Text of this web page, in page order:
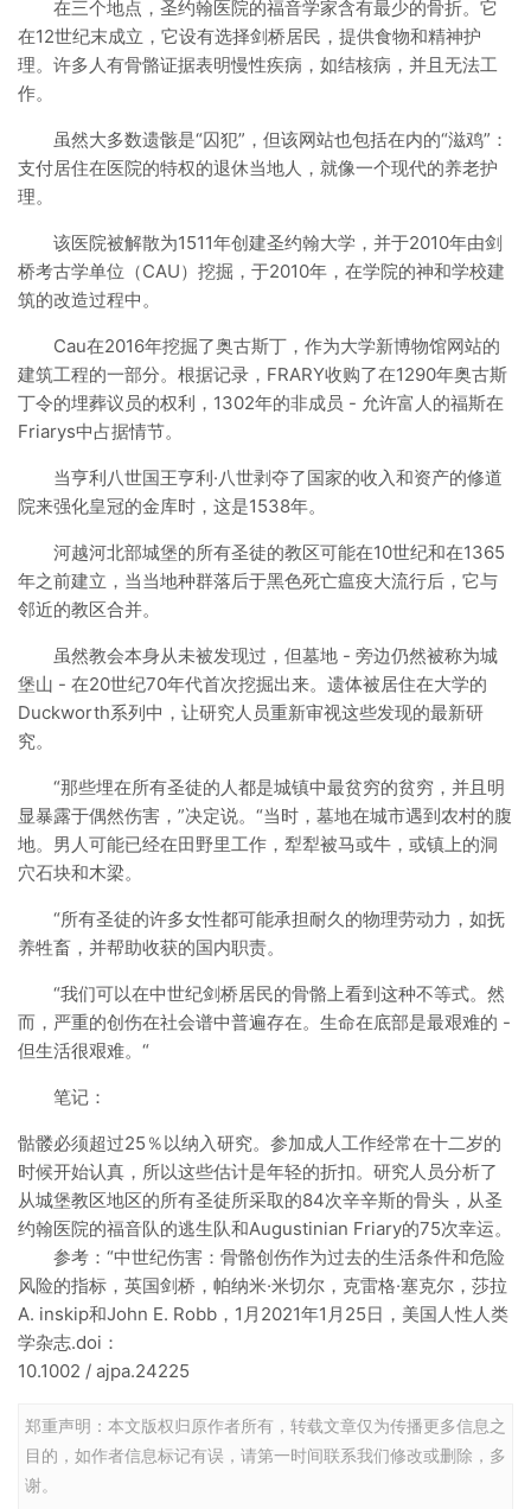
在三个地点，圣约翰医院的福音学家含有最少的骨折。它
在12世纪末成立，它设有选择剑桥居民，提供食物和精神护
理。许多人有骨骼证据表明慢性疾病，如结核病，并且无法工
作。
虽然大多数遗骸是“囚犯”，但该网站也包括在内的“滋鸡”：
支付居住在医院的特权的退休当地人，就像一个现代的养老护
理。
该医院被解散为1511年创建圣约翰大学，并于2010年由剑
桥考古学单位（CAU）挖掘，于2010年，在学院的神和学校建
筑的改造过程中。
Cau在2016年挖掘了奥古斯丁，作为大学新博物馆网站的
建筑工程的一部分。根据记录，FRARY收购了在1290年奥古斯
丁令的埋葬议员的权利，1302年的非成员 - 允许富人的福斯在
Friarys中占据情节。
当亨利八世国王亨利·八世剥夺了国家的收入和资产的修道
院来强化皇冠的金库时，这是1538年。
河越河北部城堡的所有圣徒的教区可能在10世纪和在1365
年之前建立，当当地种群落后于黑色死亡瘟疫大流行后，它与
邻近的教区合并。
虽然教会本身从未被发现过，但墓地 - 旁边仍然被称为城
堡山 - 在20世纪70年代首次挖掘出来。遗体被居住在大学的
Duckworth系列中，让研究人员重新审视这些发现的最新研
究。
“那些埋在所有圣徒的人都是城镇中最贫穷的贫穷，并且明
显暴露于偶然伤害，”决定说。“当时，墓地在城市遇到农村的腹
地。男人可能已经在田野里工作，犁犁被马或牛，或镇上的洞
穴石块和木梁。
“所有圣徒的许多女性都可能承担耐久的物理劳动力，如抚
养牲畜，并帮助收获的国内职责。
“我们可以在中世纪剑桥居民的骨骼上看到这种不等式。然
而，严重的创伤在社会谱中普遍存在。生命在底部是最艰难的 -
但生活很艰难。“
笔记：
骷髅必须超过25％以纳入研究。参加成人工作经常在十二岁的
时候开始认真，所以这些估计是年轻的折扣。研究人员分析了
从城堡教区地区的所有圣徒所采取的84次辛辛斯的骨头，从圣
约翰医院的福音队的逃生队和Augustinian Friary的75次幸运。
参考：“中世纪伤害：骨骼创伤作为过去的生活条件和危险
风险的指标，英国剑桥，帕纳米·米切尔，克雷格·塞克尔，莎拉
A. inskip和John E. Robb，1月2021年1月25日，美国人性人类
学杂志.doi：
10.1002 / ajpa.24225
郑重声明：本文版权归原作者所有，转载文章仅为传播更多信息之
目的，如作者信息标记有误，请第一时间联系我们修改或删除，多
谢。